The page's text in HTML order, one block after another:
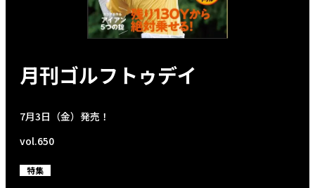
月刊ゴルフトゥデイ
7月3日（金）発売！
vol.650
特集